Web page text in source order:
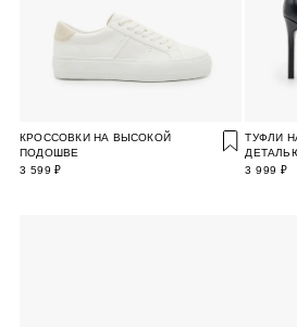
КРОССОВКИ НА ВЫСОКОЙ
ПОДОШВЕ
3 599 ₽
ТУФЛИ
3 999 ₽